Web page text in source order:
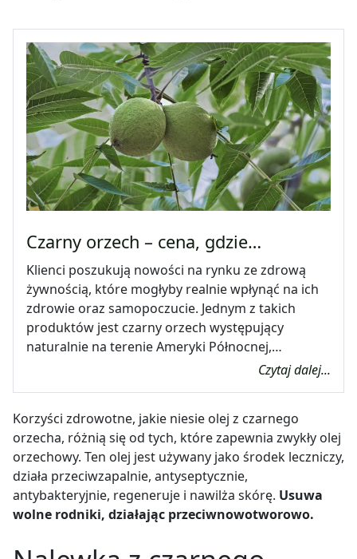
Czarny orzech – cena, gdzie…
Klienci poszukują nowości na rynku ze zdrową
żywnością, które mogłyby realnie wpłynąć na ich
zdrowie oraz samopoczucie. Jednym z takich
produktów jest czarny orzech występujący
naturalnie na terenie Ameryki Północnej,…
Czytaj dalej...
Korzyści zdrowotne, jakie niesie olej z czarnego
orzecha, różnią się od tych, które zapewnia zwykły olej
orzechowy. Ten olej jest używany jako środek leczniczy,
działa przeciwzapalnie, antyseptycznie,
antybakteryjnie, regeneruje i nawilża skórę. Usuwa
wolne rodniki, działając przeciwnowotworowo.